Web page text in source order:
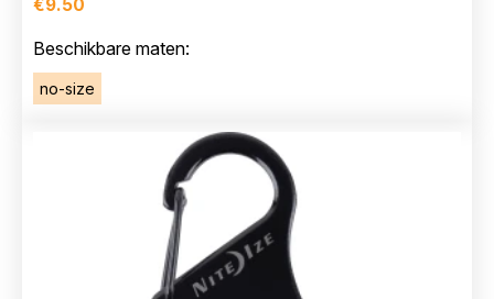
€9.50
Beschikbare maten:
no-size